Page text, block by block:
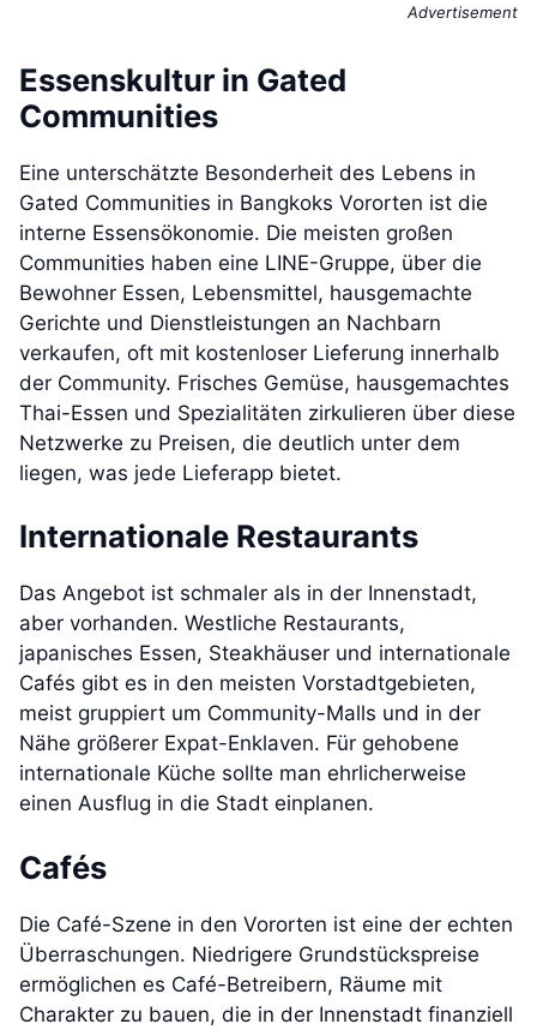
Advertisement
Essenskultur in Gated
Communities
Eine unterschätzte Besonderheit des Lebens in
Gated Communities in Bangkoks Vororten ist die
interne Essensökonomie. Die meisten großen
Communities haben eine LINE-Gruppe, über die
Bewohner Essen, Lebensmittel, hausgemachte
Gerichte und Dienstleistungen an Nachbarn
verkaufen, oft mit kostenloser Lieferung innerhalb
der Community. Frisches Gemüse, hausgemachtes
Thai-Essen und Spezialitäten zirkulieren über diese
Netzwerke zu Preisen, die deutlich unter dem
liegen, was jede Lieferapp bietet.
Internationale Restaurants
Das Angebot ist schmaler als in der Innenstadt,
aber vorhanden. Westliche Restaurants,
japanisches Essen, Steakhäuser und internationale
Cafés gibt es in den meisten Vorstadtgebieten,
meist gruppiert um Community-Malls und in der
Nähe größerer Expat-Enklaven. Für gehobene
internationale Küche sollte man ehrlicherweise
einen Ausflug in die Stadt einplanen.
Cafés
Die Café-Szene in den Vororten ist eine der echten
Überraschungen. Niedrigere Grundstückspreise
ermöglichen es Café-Betreibern, Räume mit
Charakter zu bauen, die in der Innenstadt finanziell